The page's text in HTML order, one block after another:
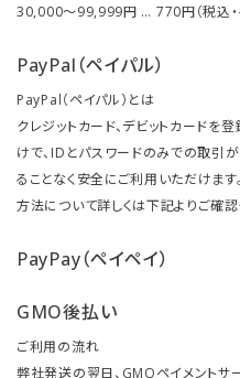
30,000～99,999円 … 770円（税込・
PayPal（ペイパル）
PayPal（ペイパル）とは
クレジットカード、デビットカード
けで、IDとパスワードのみでの取引
ることなく安全にご利用いただけます
方法について詳しくは下記よりご確
PayPay（ペイペイ）
GMO後払い
ご利用の流れ
弊社発送の翌日、GMOペイメントサ